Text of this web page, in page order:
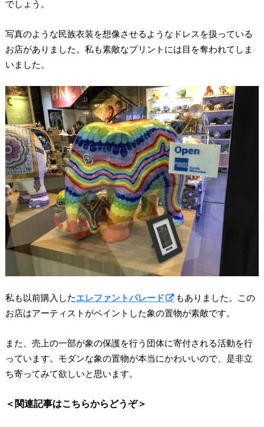
でしょう。
写真のような民族衣装を想像させるようなドレスを扱っている
お店がありました。私も素敵なプリントには目を奪われてしま
いました。
私も以前購入したエレファントパレード
もありました。この
お店はアーティストがペイントした象の置物が素敵です。
また、売上の一部が象の保護を行う団体に寄付される活動を行
っています。モダンな象の置物が本当にかわいいので、是非立
ち寄ってみて欲しいと思います。
＜関連記事はこちらからどうぞ＞